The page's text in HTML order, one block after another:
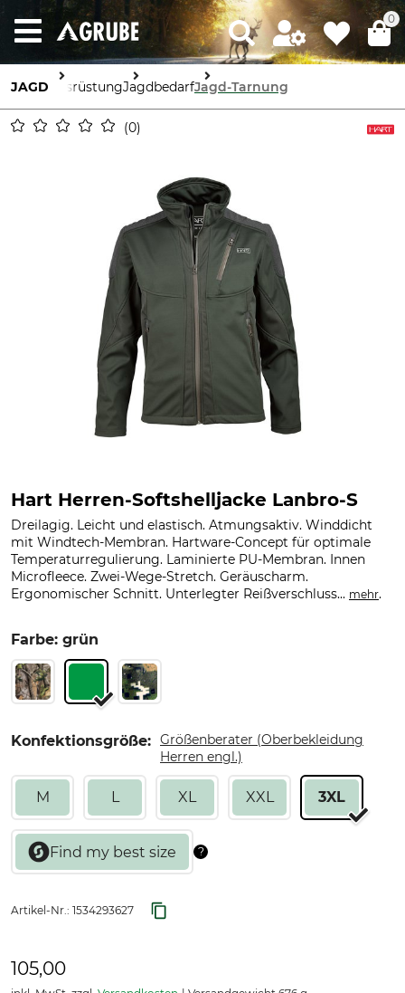
0
JAGD AusrüstungJagdbedarfJagd-Tarnung
0
Hart Herren-Softshelljacke Lanbro-S
Dreilagig. Leicht und elastisch. Atmungsaktiv. Winddicht
mit Windtech-Membran. Hartware-Concept für optimale
Temperaturregulierung. Laminierte PU-Membran. Innen
Microfleece. Zwei-Wege-Stretch. Geräuscharm.
Ergonomischer Schnitt. Unterlegter Reißverschluss... mehr.
Farbe: grün
Konfektionsgröße: Größenberater (Oberbekleidung
Herren engl.)
M L XL XXL 3XL
Artikel-Nr.: 1534293627
105,00